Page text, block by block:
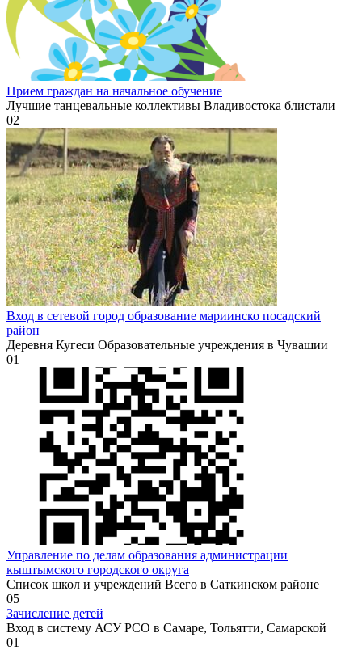
Прием граждан на начальное обучение
Лучшие танцевальные коллективы Владивостока блистали
02
Вход в сетевой город образование мариинско посадский
район
Деревня Кугеси Образовательные учреждения в Чувашии
01
Управление по делам образования администрации
кыштымского городского округа
Список школ и учреждений Всего в Саткинском районе
05
Зачисление детей
Вход в систему АСУ РСО в Самаре, Тольятти, Самарской
01